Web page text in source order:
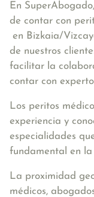
En
de contar con
en Bizkaia/
de nuestros
facilitar la
contar con
Los peritos
experiencia y
especialidades
fundamental en la
La proximidad
médicos,